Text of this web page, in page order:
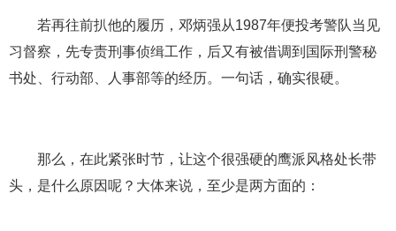
若再往前扒他的履历，邓炳强从1987年便投考警队当见
习督察，先专责刑事侦缉工作，后又有被借调到国际刑警秘
书处、行动部、人事部等的经历。一句话，确实很硬。
那么，在此紧张时节，让这个很强硬的鹰派风格处长带
头，是什么原因呢？大体来说，至少是两方面的：